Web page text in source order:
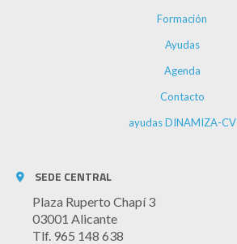
Formación
Ayudas
Agenda
Contacto
ayudas DINAMIZA-CV
SEDE CENTRAL
Plaza Ruperto Chapí 3
03001 Alicante
Tlf. 965 148 638